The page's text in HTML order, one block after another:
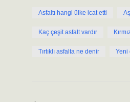
Asfaltı hangi ülke icat etti
Kaç çeşit asfalt vardır
Tırtıklı asfalta ne denir Yeni